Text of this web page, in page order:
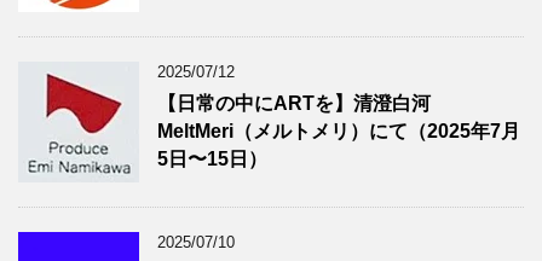
2025/07/12
【日常の中にARTを】清澄白河
MeltMeri（メルトメリ）にて（2025年7月
5日〜15日）
2025/07/10